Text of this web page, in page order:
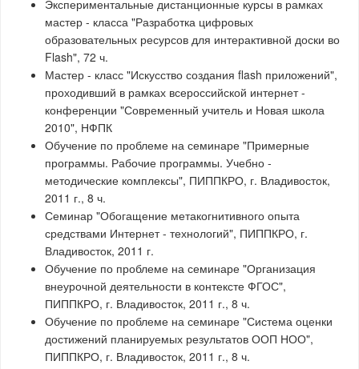
Экспериментальные дистанционные курсы в рамках
мастер - класса "Разработка цифровых
образовательных ресурсов для интерактивной доски во
Flash", 72 ч.
Мастер - класс "Искусство создания flash приложений",
проходивший в рамках всероссийской интернет -
конференции "Современный учитель и Новая школа
2010", НФПК
Обучение по проблеме на семинаре "Примерные
программы. Рабочие программы. Учебно -
методические комплексы", ПИППКРО, г. Владивосток,
2011 г., 8 ч.
Семинар "Обогащение метакогнитивного опыта
средствами Интернет - технологий", ПИППКРО, г.
Владивосток, 2011 г.
Обучение по проблеме на семинаре "Организация
внеурочной деятельности в контексте ФГОС",
ПИППКРО, г. Владивосток, 2011 г., 8 ч.
Обучение по проблеме на семинаре "Система оценки
достижений планируемых результатов ООП НОО",
ПИППКРО, г. Владивосток, 2011 г., 8 ч.